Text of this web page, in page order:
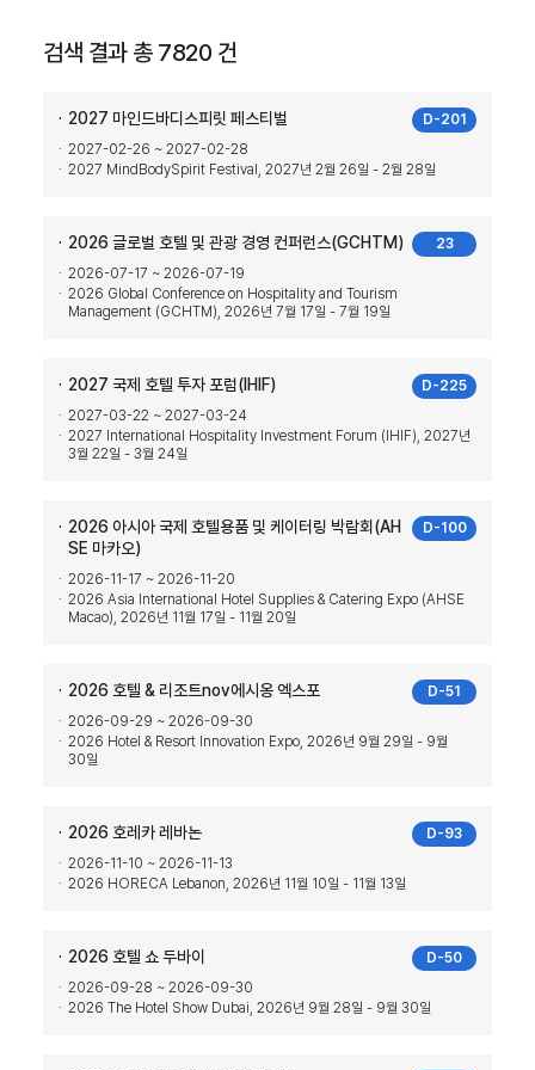
검색 결과 총 7820 건
D-201
2027 마인드바디스피릿 페스티벌
2027-02-26 ~ 2027-02-28
2027 MindBodySpirit Festival, 2027년 2월 26일 - 2월 28일
23
2026 글로벌 호텔 및 관광 경영 컨퍼런스(GCHTM)
2026-07-17 ~ 2026-07-19
2026 Global Conference on Hospitality and Tourism
Management (GCHTM), 2026년 7월 17일 - 7월 19일
D-225
2027 국제 호텔 투자 포럼(IHIF)
2027-03-22 ~ 2027-03-24
2027 International Hospitality Investment Forum (IHIF), 2027년
3월 22일 - 3월 24일
D-100
2026 아시아 국제 호텔용품 및 케이터링 박람회(AH
SE 마카오)
2026-11-17 ~ 2026-11-20
2026 Asia International Hotel Supplies & Catering Expo (AHSE
Macao), 2026년 11월 17일 - 11월 20일
D-51
2026 호텔 & 리조트nov에시옹 엑스포
2026-09-29 ~ 2026-09-30
2026 Hotel & Resort Innovation Expo, 2026년 9월 29일 - 9월
30일
D-93
2026 호레카 레바논
2026-11-10 ~ 2026-11-13
2026 HORECA Lebanon, 2026년 11월 10일 - 11월 13일
D-50
2026 호텔 쇼 두바이
2026-09-28 ~ 2026-09-30
2026 The Hotel Show Dubai, 2026년 9월 28일 - 9월 30일